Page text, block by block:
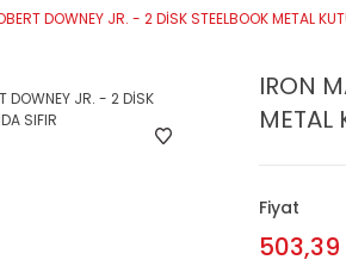
DOWNEY JR. - 2 DİSK STEELBOOK METAL
IRON
METAL
Fiyat
503,39